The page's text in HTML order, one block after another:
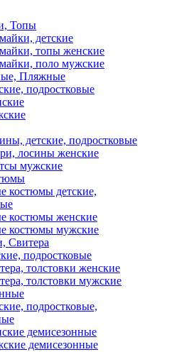
Топы
детские
топы женские
поло мужские
Пляжные
подростковые
детские, подростковые
лосины женские
мужские
костюмы детские,
костюмы женские
костюмы мужские
Свитера
подростковые
толстовки женские
толстовки мужские
подростковые,
демисезонные
демисезонные